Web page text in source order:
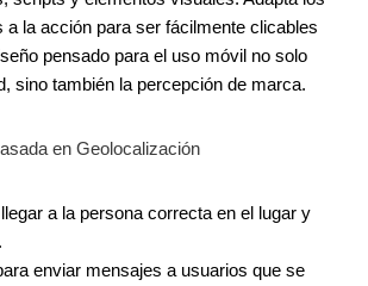
a la acción para ser fácilmente clicables
pensado para el uso móvil no solo
sino también la percepción de marca.
en Geolocalización
a la persona correcta en el lugar y
enviar mensajes a usuarios que se